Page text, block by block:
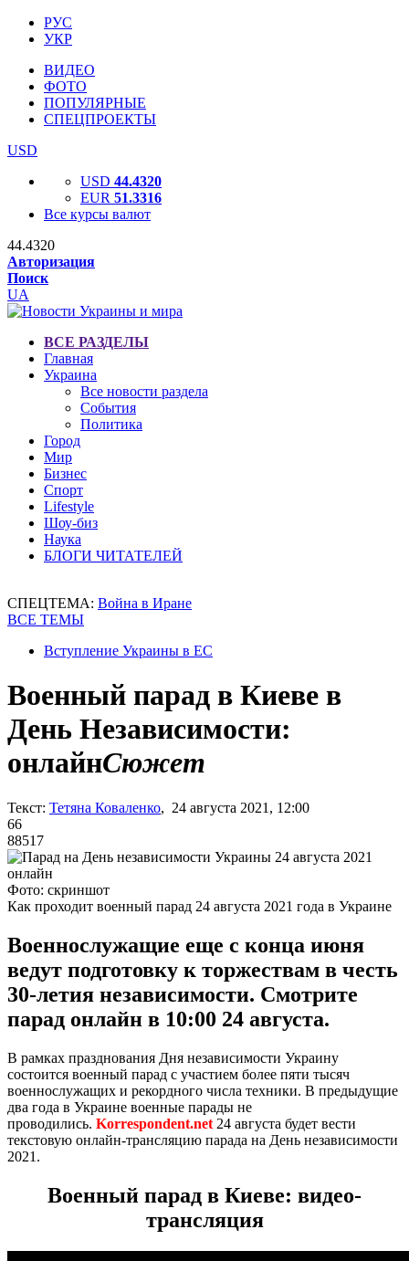
РУС
УКР
ВИДЕО
ФОТО
ПОПУЛЯРНЫЕ
СПЕЦПРОЕКТЫ
USD
USD 44.4320
EUR 51.3316
Все курсы валют
44.4320
Авторизация
Поиск
UA
ВСЕ РАЗДЕЛЫ
Главная
Украина
Все новости раздела
События
Политика
Город
Мир
Бизнес
Спорт
Lifestyle
Шоу-биз
Наука
БЛОГИ ЧИТАТЕЛЕЙ
СПЕЦТЕМА: Война в Иране
ВСЕ ТЕМЫ
Вступление Украины в ЕС
Военный парад в Киеве в
День Независимости:
онлайнСюжет
Текст: Тетяна Коваленко, 24 августа 2021, 12:00
66
88517
Фото: скриншот
Как проходит военный парад 24 августа 2021 года в Украине
Военнослужащие еще с конца июня
ведут подготовку к торжествам в честь
30-летия независимости. Смотрите
парад онлайн в 10:00 24 августа.
В рамках празднования Дня независимости Украину
состоится военный парад с участием более пяти тысяч
военнослужащих и рекордного числа техники. В предыдущие
два года в Украине военные парады не
проводились. Korrespondent.net 24 августа будет вести
текстовую онлайн-трансляцию парада на День независимости
2021.
Военный парад в Киеве: видео-
трансляция